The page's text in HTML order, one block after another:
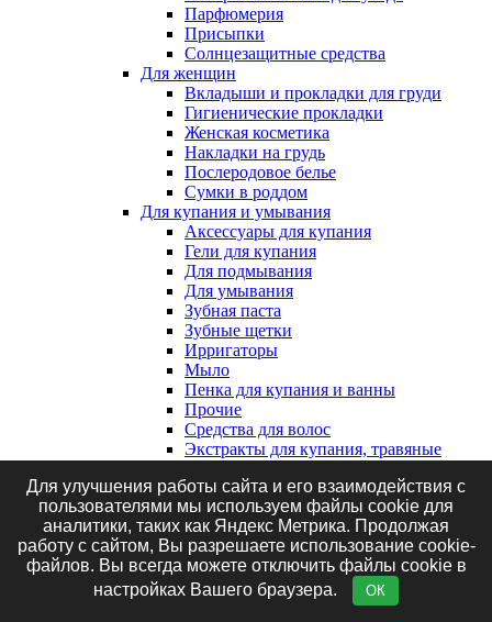
Парфюмерия
Присыпки
Солнцезащитные средства
Для женщин
Вкладыши и прокладки для груди
Гигиенические прокладки
Женская косметика
Накладки на грудь
Послеродовое белье
Сумки в роддом
Для купания и умывания
Аксессуары для купания
Гели для купания
Для подмывания
Для умывания
Зубная паста
Зубные щетки
Ирригаторы
Мыло
Пенка для купания и ванны
Прочие
Средства для волос
Экстракты для купания, травяные
Клеенки, наматрасники и впитывающие
пеленки
Впитывающие пеленки
Клеенки
Наматрасники
Маникюрные принадлежности
Для улучшения работы сайта и его взаимодействия с
пользователями мы используем файлы cookie для
аналитики, таких как Яндекс Метрика. Продолжая
работу с сайтом, Вы разрешаете использование cookie-
файлов. Вы всегда можете отключить файлы cookie в
настройках Вашего браузера.
ОК